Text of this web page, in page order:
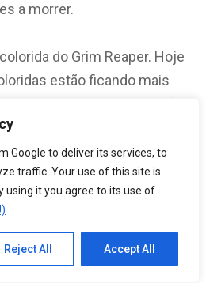
Google to deliver its services, to
traffic. Your use of this site is
using it you agree to its use of
Reject All Accept All
a morrer.
do Grim Reaper. Hoje
estão ficando mais
de Grim Reaper. O ceifador
ampulheta como se contasse